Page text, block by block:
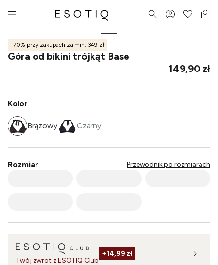
-70% przy zakupach za min. 349 zł
Góra od bikini trójkąt Base
149,90 zł
Kolor
Brązowy Czarny
Rozmiar Przewodnik po rozmiarach
Twój zwrot z ESOTIQ Club
+14,99 zł